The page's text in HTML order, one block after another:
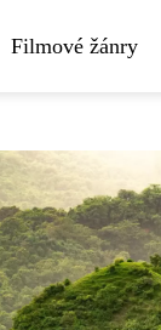
Filmové žánry